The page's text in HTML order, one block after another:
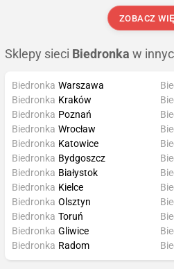
ZOBACZ
Sklepy sieci Biedronka w
Biedronka Warszawa
Biedronka Kraków
Biedronka Poznań
Biedronka Wrocław
Biedronka Katowice
Biedronka Bydgoszcz
Biedronka Białystok
Biedronka Kielce
Biedronka Olsztyn
Biedronka Toruń
Biedronka Gliwice
Biedronka Radom